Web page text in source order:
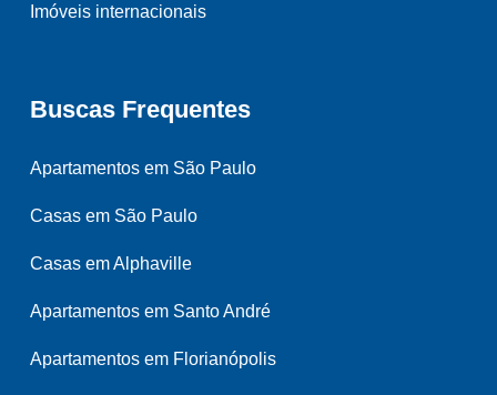
Imóveis internacionais
Buscas Frequentes
Apartamentos em São Paulo
Casas em São Paulo
Casas em Alphaville
Apartamentos em Santo André
Apartamentos em Florianópolis